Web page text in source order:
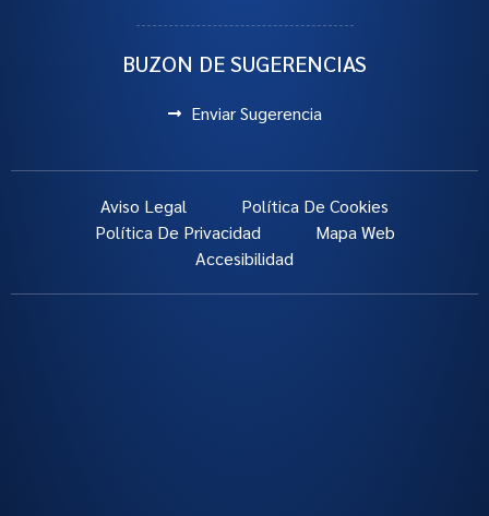
BUZON DE SUGERENCIAS
Enviar Sugerencia
Aviso Legal
Política De Cookies
Política De Privacidad
Mapa Web
Accesibilidad